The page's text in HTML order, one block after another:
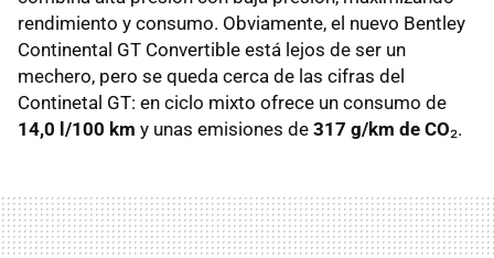
rendimiento y consumo. Obviamente, el nuevo Bentley
Continental GT Convertible está lejos de ser un
mechero, pero se queda cerca de las cifras del
Continetal GT: en ciclo mixto ofrece un consumo de
14,0 l/100 km y unas emisiones de 317 g/km de CO₂.